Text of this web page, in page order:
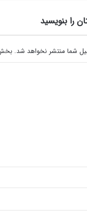
را بنویسید
شما منتشر نخواهد شد.